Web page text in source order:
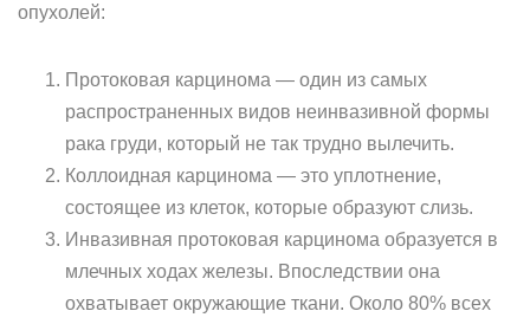
опухолей:
Протоковая карцинома — один из самых
распространенных видов неинвазивной формы
рака груди, который не так трудно вылечить.
Коллоидная карцинома — это уплотнение,
состоящее из клеток, которые образуют слизь.
Инвазивная протоковая карцинома образуется в
млечных ходах железы. Впоследствии она
охватывает окружающие ткани. Около 80% всех